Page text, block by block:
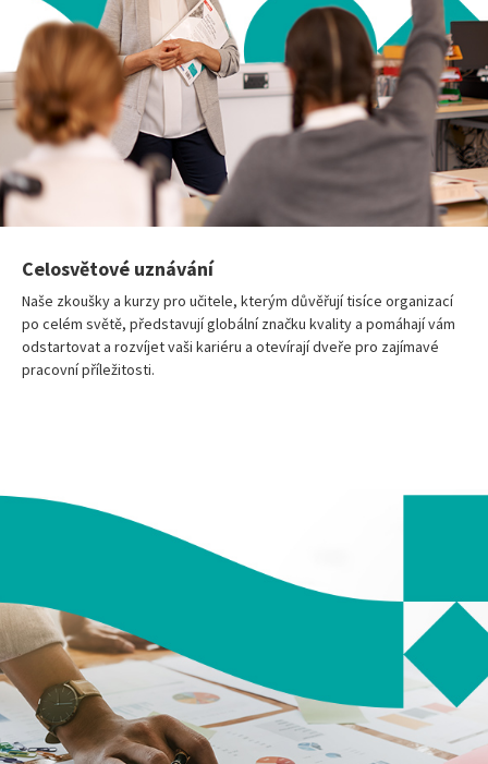
Celosvětové uznávání
Naše zkoušky a kurzy pro učitele, kterým důvěřují tisíce organizací
po celém světě, představují globální značku kvality a pomáhají vám
odstartovat a rozvíjet vaši kariéru a otevírají dveře pro zajímavé
pracovní příležitosti.